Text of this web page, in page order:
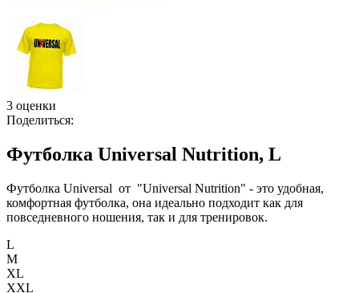
3 оценки
Поделиться:
Футболка Universal Nutrition, L
Футболка Universal от "Universal Nutrition" - это удобная,
комфортная футболка, она идеально подходит как для
повседневного ношения, так и для тренировок.
L
M
XL
XXL